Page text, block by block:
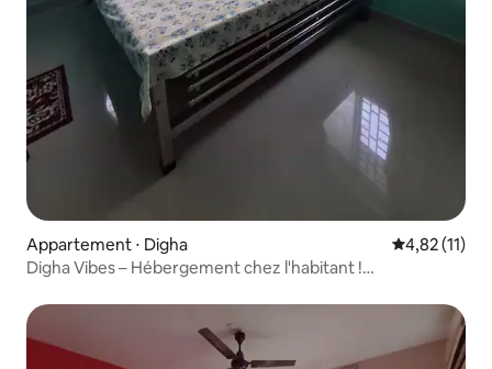
Appartement ⋅ Digha Évaluation
4,82 (11)
Digha Vibes – Hébergement chez l'habitant !